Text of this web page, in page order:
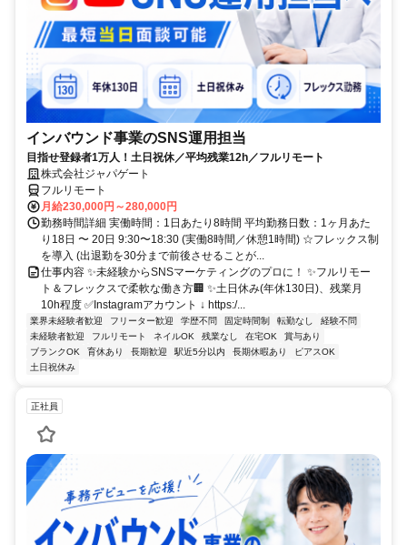
インバウンド事業のSNS運用担当
目指せ登録者1万人！土日祝休／平均残業12h／フルリモート
株式会社ジャパゲート
フルリモート
月給230,000円～280,000円
勤務時間詳細 実働時間：1日あたり8時間 平均勤務日数：1ヶ月あた
り18日 〜 20日 9:30〜18:30 (実働8時間／休憩1時間) ☆フレックス制
を導入 (出退勤を30分まで前後させることが...
仕事内容 ✨未経験からSNSマーケティングのプロに！ ✨フルリモー
ト＆フレックスで柔軟な働き方🏢 ✨土日休み(年休130日)、残業月
10h程度 ✅Instagramアカウント ↓ https:/...
業界未経験者歓迎 フリーター歓迎 学歴不問 固定時間制 転勤なし
経験不問
未経験者歓迎
フルリモート ネイルOK 残業なし 在宅OK
賞与あり
ブランクOK
育休あり 長期歓迎 駅近5分以内 長期休暇あり
ピアスOK
土日祝休み
正社員